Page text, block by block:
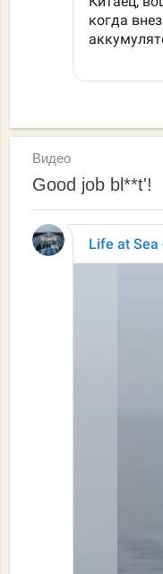
Видео
Good job bl**t'!